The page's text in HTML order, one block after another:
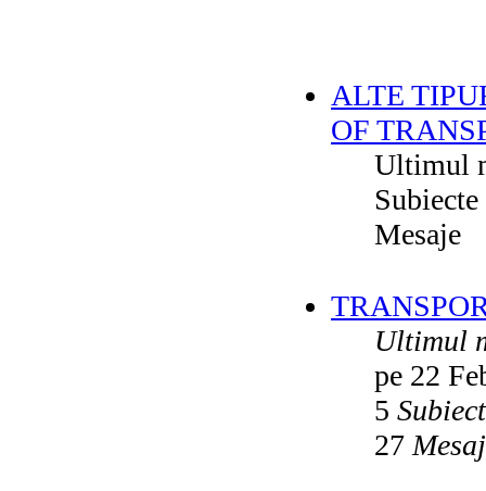
ALTE
OF
Ultimul
Subiecte
Mesaje
Ultimul
pe 22
5
27